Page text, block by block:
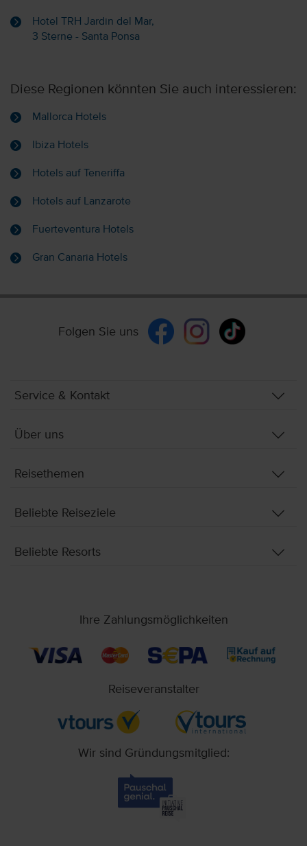
Hotel TRH Jardin del Mar,
3 Sterne - Santa Ponsa
Diese Regionen könnten Sie auch interessieren:
Mallorca Hotels
Ibiza Hotels
Hotels auf Teneriffa
Hotels auf Lanzarote
Fuerteventura Hotels
Gran Canaria Hotels
Folgen Sie uns
Service & Kontakt
Über uns
Reisethemen
Beliebte Reiseziele
Beliebte Resorts
Ihre Zahlungsmöglichkeiten
Reiseveranstalter
Wir sind Gründungsmitglied: